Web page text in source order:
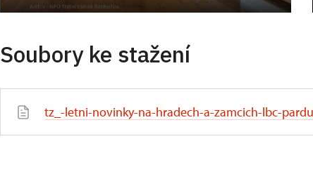
Soubory ke stažení
tz_-letni-novinky-na-hradech-a-zamcich-lbc-